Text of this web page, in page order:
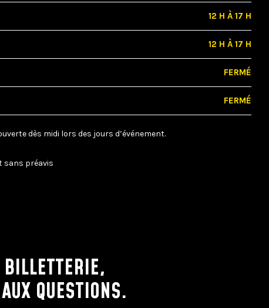
12 H À 17 H
12 H À 17 H
FERMÉ
FERMÉ
dès midi lors des jours d’événement.
sans préavis
BILLETTERIE,
QUESTIONS.